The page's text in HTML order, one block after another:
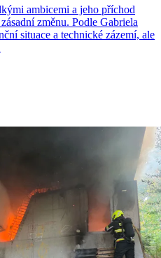
ambicemi a jeho příchod
změnu. Podle Gabriela
situace a technické zázemí, ale